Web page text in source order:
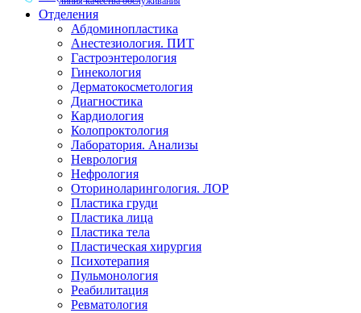
Отделения
Абдоминопластика
Анестезиология. ПИТ
Гастроэнтерология
Гинекология
Дерматокосметология
Диагностика
Кардиология
Колопроктология
Лаборатория. Анализы
Неврология
Нефрология
Оториноларингология. ЛОР
Пластика груди
Пластика лица
Пластика тела
Пластическая хирургия
Психотерапия
Пульмонология
Реабилитация
Ревматология